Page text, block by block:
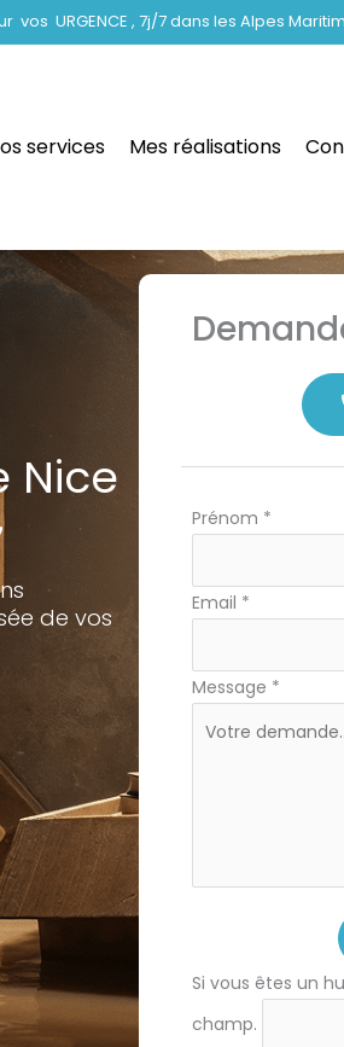
URGENCE , 7j/7 dans les Alpes
services Mes réalisations
Nice
de vos
Formulaire
Prénom *
Email *
Message *
Si vous êtes un
champ.